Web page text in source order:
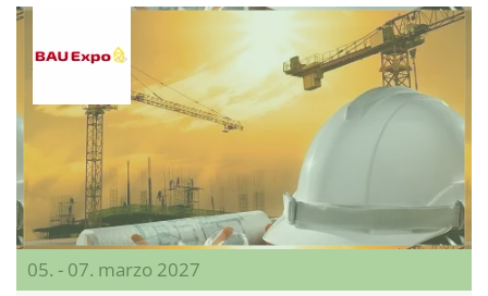
05. - 07. marzo 2027